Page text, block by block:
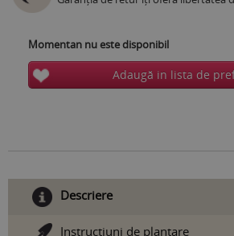
Momentan nu este disponibil
Adaugă in lista de
Descriere
Instrucţiuni de plantare